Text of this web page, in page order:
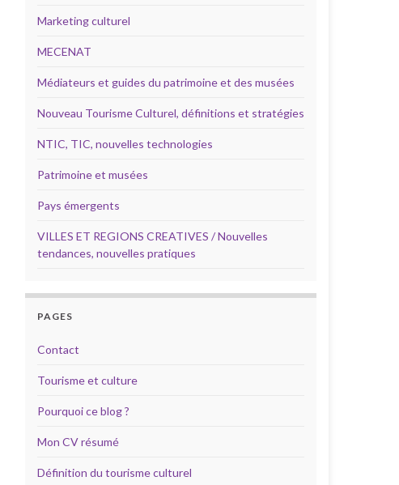
Marketing culturel
MECENAT
Médiateurs et guides du patrimoine et des musées
Nouveau Tourisme Culturel, définitions et stratégies
NTIC, TIC, nouvelles technologies
Patrimoine et musées
Pays émergents
VILLES ET REGIONS CREATIVES / Nouvelles
tendances, nouvelles pratiques
PAGES
Contact
Tourisme et culture
Pourquoi ce blog ?
Mon CV résumé
Définition du tourisme culturel